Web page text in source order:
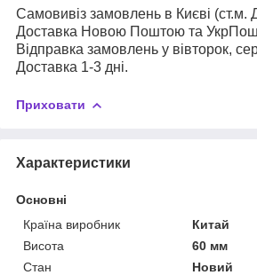
Самовивіз замовлень в Києві (ст.м.
Доставка Новою Поштою та
Відправка замовлень у вівторок,
Доставка 1-3 дні.
Приховати
Характеристики
Основні
Країна виробник
Китай
Висота
60 мм
Стан
Новий